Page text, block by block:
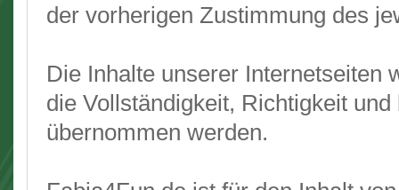
der vorherigen Zustimmung des
Die Inhalte unserer Internetseiten
die Vollständigkeit, Richtigkeit
übernommen werden.